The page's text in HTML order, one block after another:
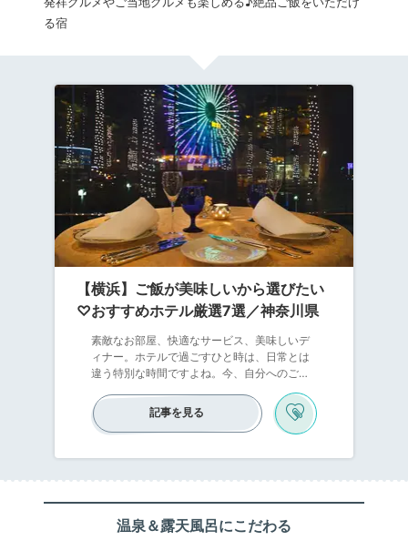
る宿
【横浜】ご飯が美味しいから選びたい
♡おすすめホテル厳選7選／神奈川県
素敵なお部屋、快適なサービス、美味しいデ
ィナー。ホテルで過ごすひと時は、日常とは
違う特別な時間ですよね。今、自分へのご褒
ンイベントはやっぱりホテルのリッチなお食
事！心ゆくまで堪能したら、お気に入りのお
部屋でリラックス♪週末は、そんなご褒美タイ
します。
記事を見る
温泉＆露天風呂にこだわる